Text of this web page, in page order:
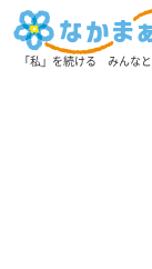
「私」を続ける みんな